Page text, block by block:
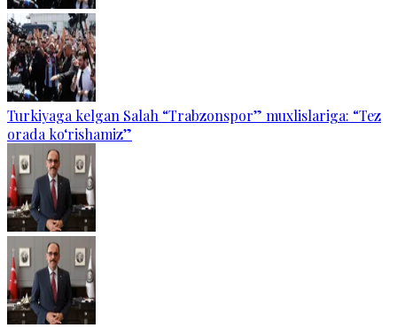
Turkiyaga kelgan Salah “Trabzonspor” muxlislariga: “Tez
orada ko‘rishamiz”